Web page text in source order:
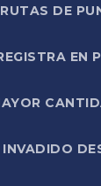
DE
EN
INVADIDO